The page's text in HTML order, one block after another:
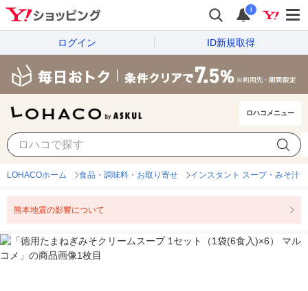
i
ログイン ID新規取得
ロハコメニュー
LOHACOホーム 食品・調味料・お取り寄せ インスタント スープ・みそ汁
熊本地震の影響について